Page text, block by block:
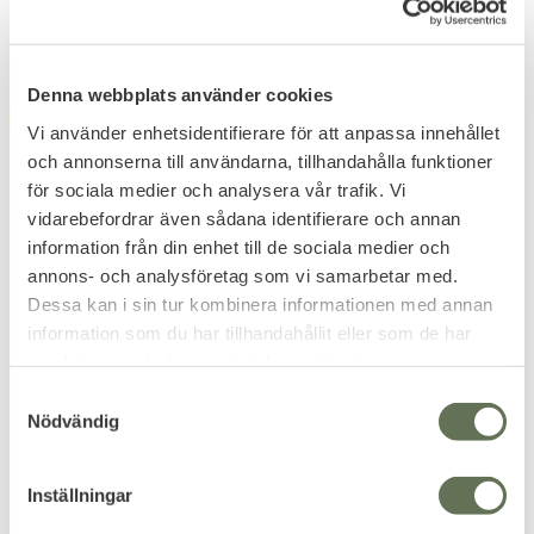
Denna webbplats använder cookies
Vi använder enhetsidentifierare för att anpassa innehållet
och annonserna till användarna, tillhandahålla funktioner
för sociala medier och analysera vår trafik. Vi
vidarebefordrar även sådana identifierare och annan
information från din enhet till de sociala medier och
annons- och analysföretag som vi samarbetar med.
Dessa kan i sin tur kombinera informationen med annan
information som du har tillhandahållit eller som de har
Nödvändig
Inställningar
Related products
Add to favorites
ASG Blaster Devil 0,25g
127
Add to favorites
ASG Airsoft BB Q
Passar låg effekt & fjäderdrivna